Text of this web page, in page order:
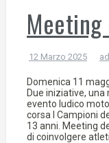
12 Marzo 2025
Domenica 11
Due iniziative,
evento ludico
corsa I Campioni
13 anni. Meeting
di coinvolgere